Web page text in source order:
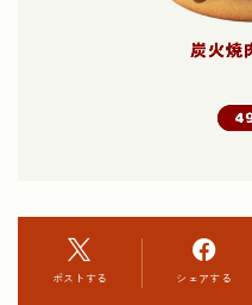
ポストする シェアする